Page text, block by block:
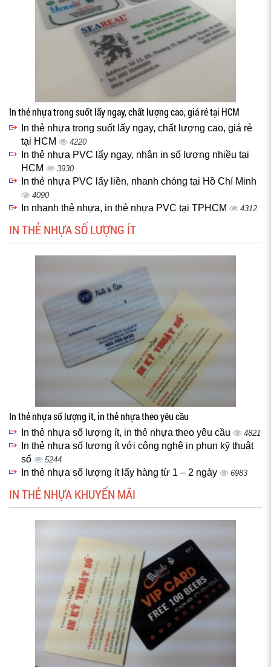
In thẻ nhựa trong suốt lấy ngay, chất lượng cao, giá rẻ tại HCM
In thẻ nhựa trong suốt lấy ngay, chất lượng cao, giá rẻ
tại HCM
4220
In thẻ nhựa PVC lấy ngay, nhận in số lượng nhiều tại
HCM
3930
In thẻ nhựa PVC lấy liền, nhanh chóng tại Hồ Chí Minh
4090
In nhanh thẻ nhựa, in thẻ nhựa PVC tại TPHCM 4312
IN THẺ NHỰA SỐ LƯỢNG ÍT
In thẻ nhựa số lượng ít, in thẻ nhựa theo yêu cầu
In thẻ nhựa số lượng ít, in thẻ nhựa theo yêu cầu 4821
In thẻ nhựa số lượng ít với công nghệ in phun kỹ thuật
số
5244
In thẻ nhựa số lượng ít lấy hàng từ 1 – 2 ngày 6983
IN THẺ NHỰA KHUYẾN MÃI